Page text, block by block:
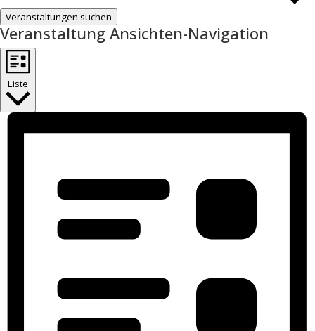
Veranstaltungen suchen
Veranstaltung Ansichten-Navigation
Liste